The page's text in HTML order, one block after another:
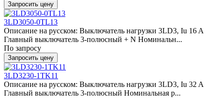
Запросить цену
3LD3050-0TL13
Описание на русском: Выключатель нагрузки 3LD3, Iu 16 A
Главный выключатель 3-полюсный + N Номинальн...
По запросу
Запросить цену
3LD3230-1TK11
Описание на русском: Выключатель нагрузки 3LD3, Iu 32 A
Главный выключатель 3-полюсный Номинальная р...